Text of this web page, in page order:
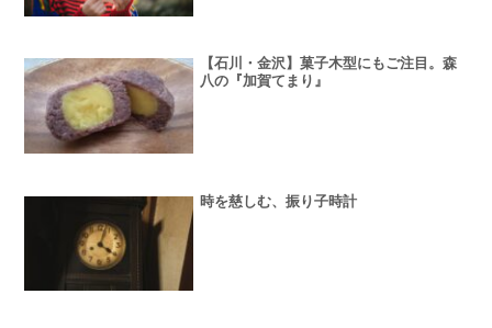
【石川・金沢】菓子木型にもご注目。森
八の『加賀てまり』
時を慈しむ、振り子時計